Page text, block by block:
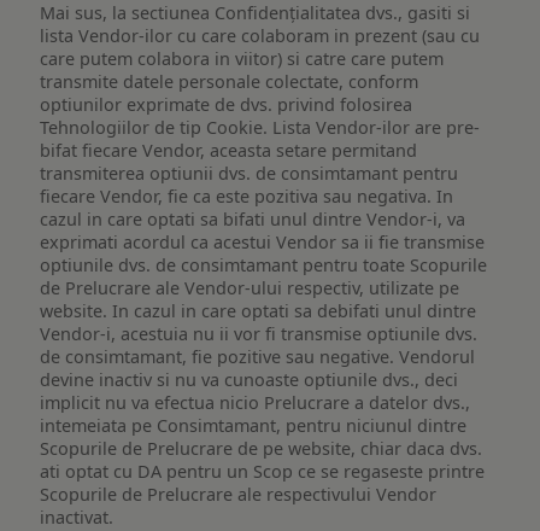
Mai sus, la sectiunea Confidențialitatea dvs., gasiti si
lista Vendor-ilor cu care colaboram in prezent (sau cu
care putem colabora in viitor) si catre care putem
transmite datele personale colectate, conform
optiunilor exprimate de dvs. privind folosirea
Tehnologiilor de tip Cookie. Lista Vendor-ilor are pre-
bifat fiecare Vendor, aceasta setare permitand
transmiterea optiunii dvs. de consimtamant pentru
fiecare Vendor, fie ca este pozitiva sau negativa. In
cazul in care optati sa bifati unul dintre Vendor-i, va
exprimati acordul ca acestui Vendor sa ii fie transmise
optiunile dvs. de consimtamant pentru toate Scopurile
de Prelucrare ale Vendor-ului respectiv, utilizate pe
website. In cazul in care optati sa debifati unul dintre
Vendor-i, acestuia nu ii vor fi transmise optiunile dvs.
de consimtamant, fie pozitive sau negative. Vendorul
devine inactiv si nu va cunoaste optiunile dvs., deci
implicit nu va efectua nicio Prelucrare a datelor dvs.,
intemeiata pe Consimtamant, pentru niciunul dintre
Scopurile de Prelucrare de pe website, chiar daca dvs.
ati optat cu DA pentru un Scop ce se regaseste printre
Scopurile de Prelucrare ale respectivului Vendor
inactivat.